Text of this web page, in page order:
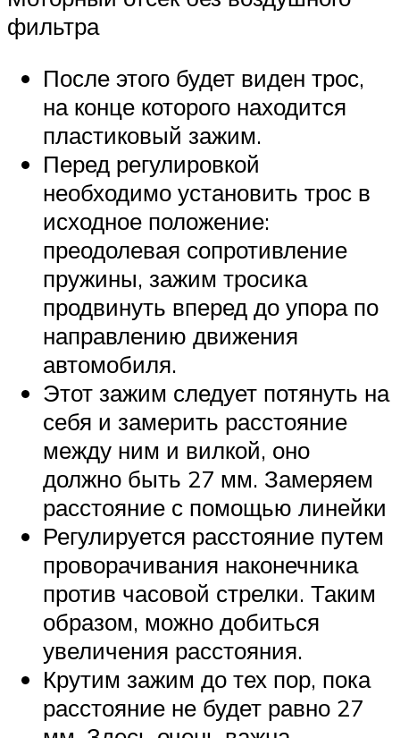
фильтра
После этого будет виден трос,
на конце которого находится
пластиковый зажим.
Перед регулировкой
необходимо установить трос в
исходное положение:
преодолевая сопротивление
пружины, зажим тросика
продвинуть вперед до упора по
направлению движения
автомобиля.
Этот зажим следует потянуть на
себя и замерить расстояние
между ним и вилкой, оно
должно быть 27 мм. Замеряем
расстояние с помощью линейки
Регулируется расстояние путем
проворачивания наконечника
против часовой стрелки. Таким
образом, можно добиться
увеличения расстояния.
Крутим зажим до тех пор, пока
расстояние не будет равно 27